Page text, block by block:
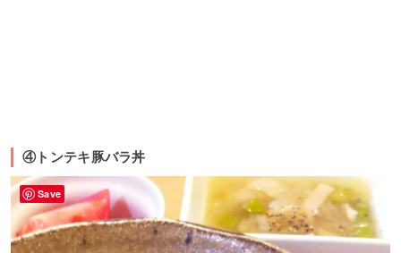
④トンテキ豚バラ丼
Save